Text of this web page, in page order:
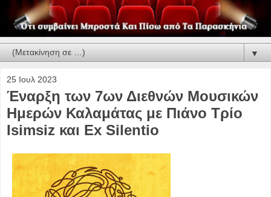
▼
25 Ιουλ 2023
Έναρξη των 7ων Διεθνών Μουσικών
Ημερών Καλαμάτας με Πιάνο Τρίο
Isimsiz και Ex Silentio